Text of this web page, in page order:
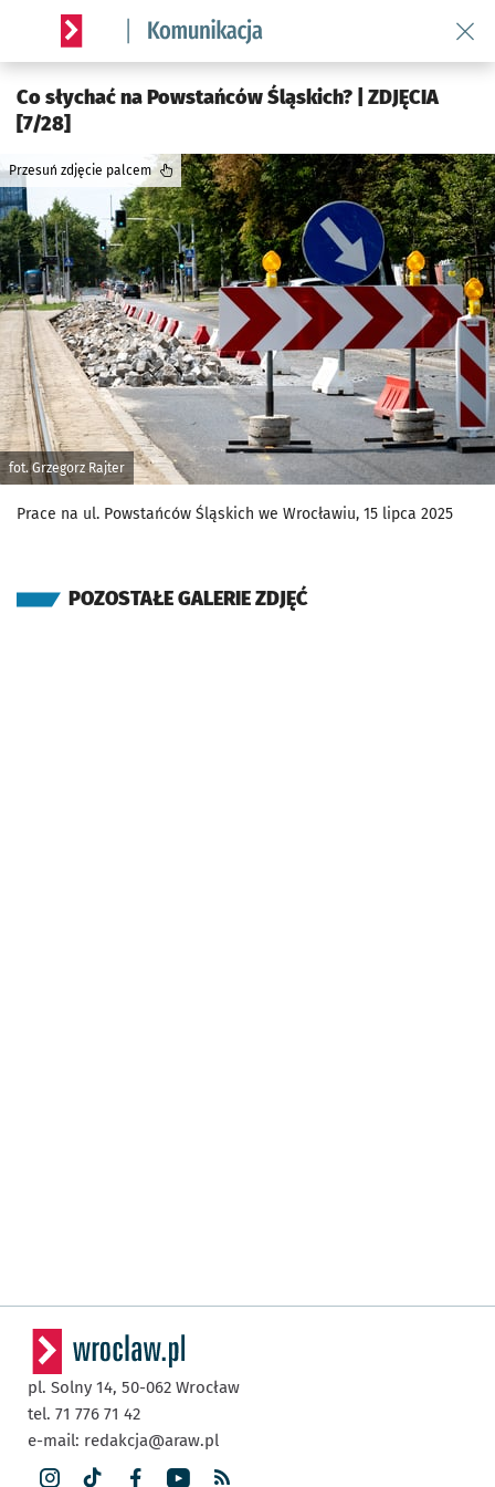
Serwis informacyjny wroclaw.pl podserwis: Komunikacja
Co słychać na Powstańców Śląskich? | ZDJĘCIA
[7/28]
fot. Grzegorz Rajter
Przesuń zdjęcie palcem
Prace na ul. Powstańców Śląskich we Wrocławiu, 15 lipca 2025
POZOSTAŁE GALERIE ZDJĘĆ
pl. Solny 14, 50-062 Wrocław
tel. 71 776 71 42
e-mail: redakcja@araw.pl